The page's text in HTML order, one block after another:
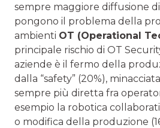
sempre maggiore diffusione di
pongono il problema della
ambienti OT (Operational
principale rischio di OT
aziende è il fermo della
dalla “safety” (20%),
sempre più diretta fra
esempio la robotica
o modifica della produzione